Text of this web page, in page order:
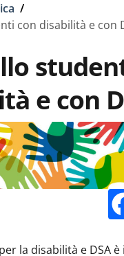
/
con disabilità e con
e con
la disabilità e DSA